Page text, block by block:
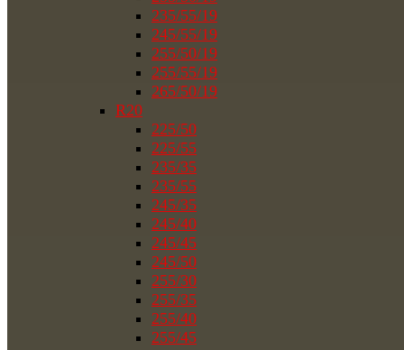
235/55/19
245/55/19
255/50/19
255/55/19
265/50/19
R20
225/50
225/55
235/35
235/55
245/35
245/40
245/45
245/50
255/30
255/35
255/40
255/45